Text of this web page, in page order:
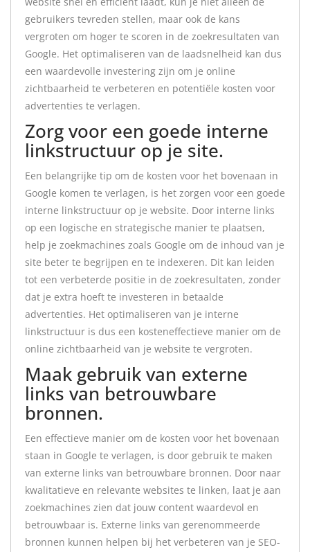
gebruikers tevreden stellen, maar ook de kans
vergroten om hoger te scoren in de zoekresultaten van
Google. Het optimaliseren van de laadsnelheid kan dus
een waardevolle investering zijn om je online
zichtbaarheid te verbeteren en potentiële kosten voor
advertenties te verlagen.
Zorg voor een goede interne
linkstructuur op je site.
Een belangrijke tip om de kosten voor het bovenaan in
Google komen te verlagen, is het zorgen voor een goede
interne linkstructuur op je website. Door interne links
op een logische en strategische manier te plaatsen,
help je zoekmachines zoals Google om de inhoud van je
site beter te begrijpen en te indexeren. Dit kan leiden
tot een verbeterde positie in de zoekresultaten, zonder
dat je extra hoeft te investeren in betaalde
advertenties. Het optimaliseren van je interne
linkstructuur is dus een kosteneffectieve manier om de
online zichtbaarheid van je website te vergroten.
Maak gebruik van externe
links van betrouwbare
bronnen.
Een effectieve manier om de kosten voor het bovenaan
staan in Google te verlagen, is door gebruik te maken
van externe links van betrouwbare bronnen. Door naar
kwalitatieve en relevante websites te linken, laat je aan
zoekmachines zien dat jouw content waardevol en
betrouwbaar is. Externe links van gerenommeerde
bronnen kunnen helpen bij het verbeteren van je SEO-